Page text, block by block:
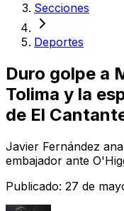
Secciones
Deportes
Duro golpe a
Tolima y la
de El
Javier Fernández
embajador ante
Publicado: 27 de